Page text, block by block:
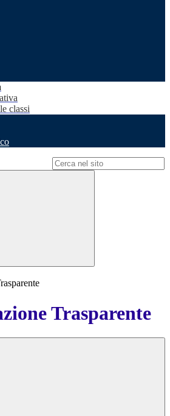
classi
Trasparente